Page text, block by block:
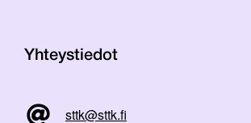
Yhteystiedot
sttk@sttk.fi